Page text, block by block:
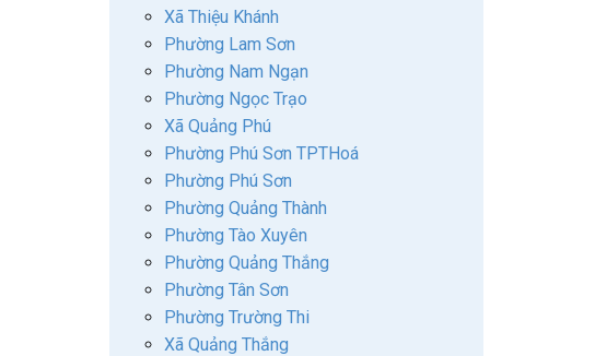
Xã Thiệu Khánh
Phường Lam Sơn
Phường Nam Ngạn
Phường Ngọc Trạo
Xã Quảng Phú
Phường Phú Sơn TPTHoá
Phường Phú Sơn
Phường Quảng Thành
Phường Tào Xuyên
Phường Quảng Thắng
Phường Tân Sơn
Phường Trường Thi
Xã Quảng Thắng